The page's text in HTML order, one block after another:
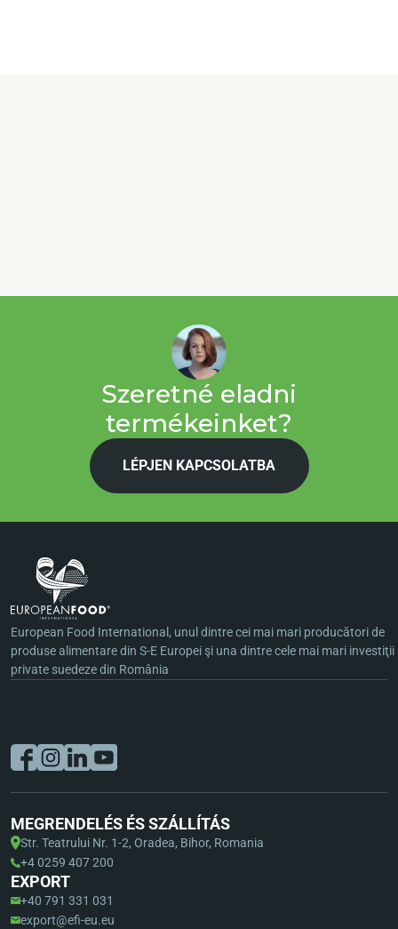
Szeretné eladni
termékeinket?
LÉPJEN KAPCSOLATBA
European Food International, unul dintre cei mai mari producători de
produse alimentare din S-E Europei şi una dintre cele mai mari investiţii
private suedeze din România
MEGRENDELÉS ÉS SZÁLLÍTÁS
Str. Teatrului Nr. 1-2, Oradea, Bihor, Romania
+4 0259 407 200
EXPORT
+40 791 331 031
export@efi-eu.eu